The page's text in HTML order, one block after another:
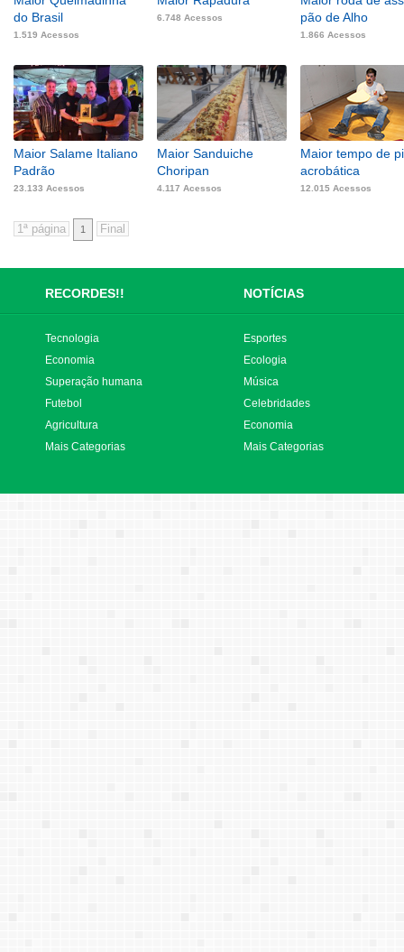
do Brasil
1.519 Acessos
6.748 Acessos
pão de Alho
1.866 Acessos
Maior Salame Italiano
Padrão
23.133 Acessos
Maior Sanduiche
Choripan
4.117 Acessos
Maior tempo de
acrobática
12.015 Acessos
1
RECORDES!! NOTÍCIAS
Tecnologia
Economia
Superação humana
Futebol
Agricultura
Mais Categorias
Esportes
Ecologia
Música
Celebridades
Economia
Mais Categorias